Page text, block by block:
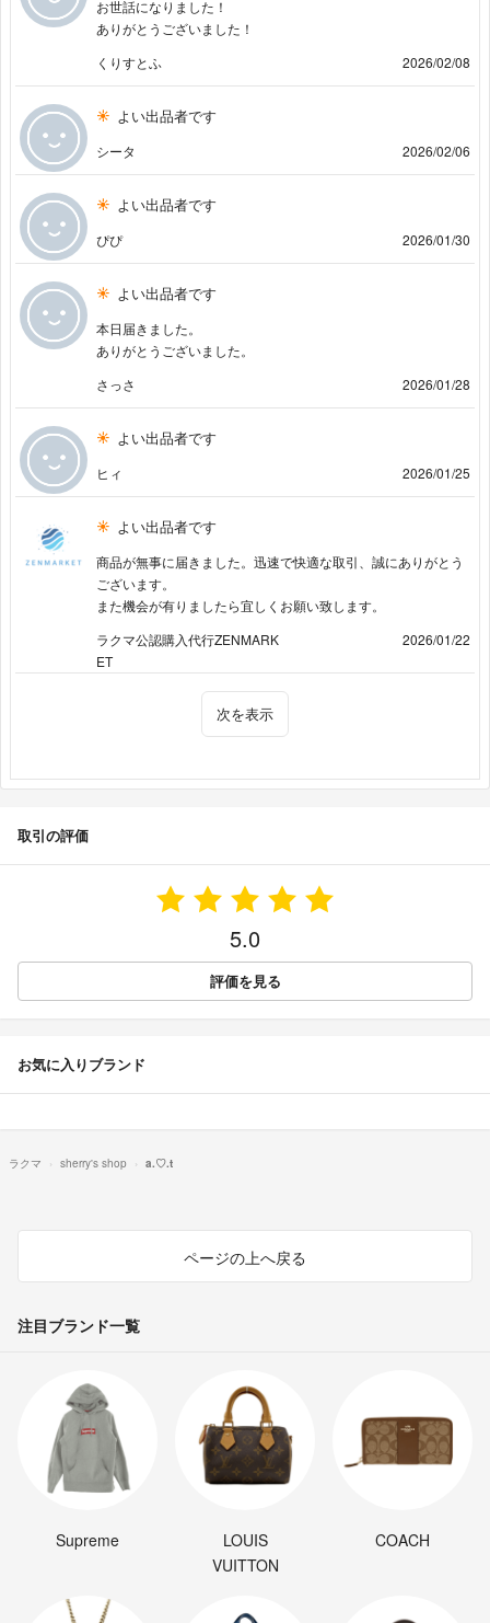
お世話になりました！
ありがとうございました！
くりすとふ
2026/02/08
よい出品者です
シータ 2026/02/06
よい出品者です
ぴぴ 2026/01/30
よい出品者です
本日届きました。
ありがとうございました。
さっさ
2026/01/28
よい出品者です
ヒィ 2026/01/25
よい出品者です
商品が無事に届きました。迅速で快適な取引、誠にありがとう
ございます。
また機会が有りましたら宜しくお願い致します。
ラクマ公認購入代行ZENMARK
ET
2026/01/22
次を表示
取引の評価
5.0
評価を見る
お気に入りブランド
ラクマ sherry's shop a.♡.t
ページの上へ戻る
注目ブランド一覧
Supreme
LOUIS
VUITTON
COACH